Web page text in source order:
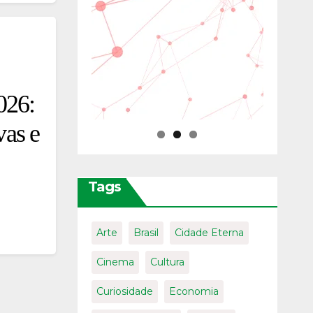
e
Tags
Arte Brasil Cidade Eterna
Cinema Cultura
Curiosidade Economia